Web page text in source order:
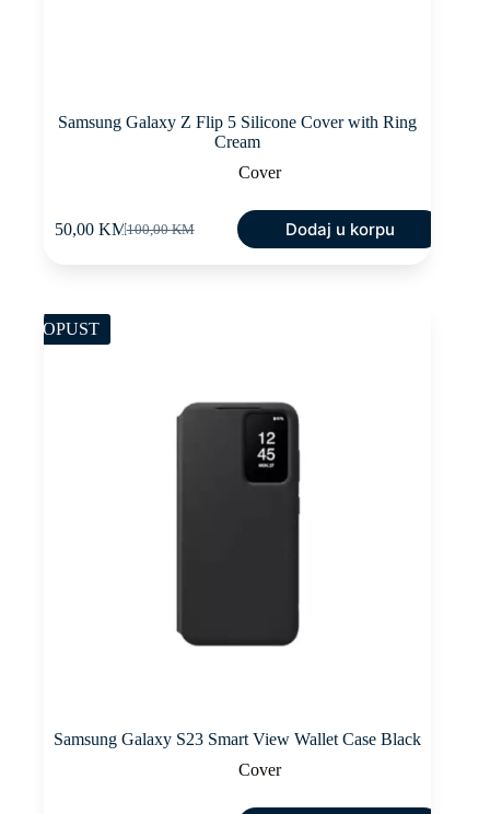
Samsung Galaxy Z Flip 5 Silicone Cover with Ring
Cream
Cover
100,00KM
Original
50,00 KMCurrent
Dodaj u korpu
POPUST
Samsung Galaxy S23 Smart View Wallet Case Black
Cover